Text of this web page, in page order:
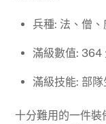
兵種: 法、僧、
滿級數值: 364
滿級技能: 部
十分難用的一件裝